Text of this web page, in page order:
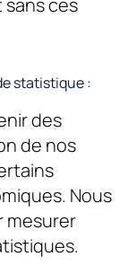
ces
statistique :
des
de nos
Nous
mesurer